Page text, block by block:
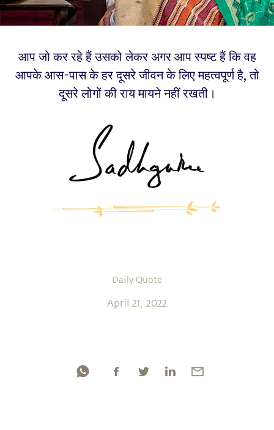
आप जो कर रहे हैं उसको लेकर अगर आप स्पष्ट हैं कि वह
आपके आस-पास के हर दूसरे जीवन के लिए महत्वपूर्ण है, तो
दूसरे लोगों की राय मायने नहीं रखती।
Daily Quote
April 21, 2022